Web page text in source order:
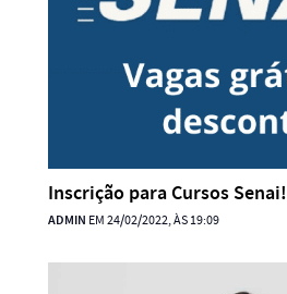
Inscrição para Cursos Senai!
ADMIN EM 24/02/2022, ÀS 19:09